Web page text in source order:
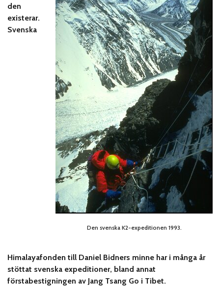
Den svenska K2-expeditionen 1993.
den
existerar.
Svenska
Himalayafonden till Daniel Bidners minne har i många år
stöttat svenska expeditioner, bland annat
förstabestigningen av Jang Tsang Go i Tibet.